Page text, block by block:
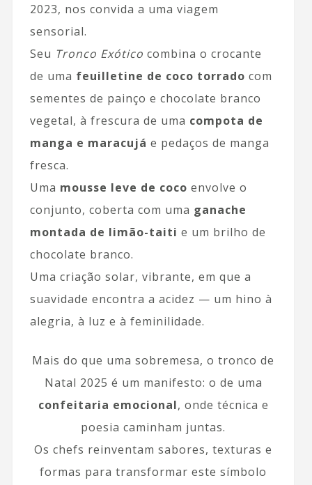
2023, nos convida a uma viagem
sensorial.
Seu Tronco Exótico combina o crocante
de uma feuilletine de coco torrado com
sementes de painço e chocolate branco
vegetal, à frescura de uma compota de
manga e maracujá e pedaços de manga
fresca.
Uma mousse leve de coco envolve o
conjunto, coberta com uma ganache
montada de limão-taiti e um brilho de
chocolate branco.
Uma criação solar, vibrante, em que a
suavidade encontra a acidez — um hino à
alegria, à luz e à feminilidade.
Mais do que uma sobremesa, o tronco de
Natal 2025 é um manifesto: o de uma
confeitaria emocional, onde técnica e
poesia caminham juntas.
Os chefs reinventam sabores, texturas e
formas para transformar este símbolo